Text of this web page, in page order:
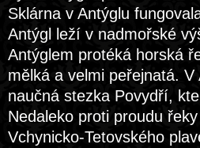
Sklárna v Antýglu
Antýgl leží v nadmořské
Antýglem protéká horská
mělká a velmi peřejnatá.
naučná stezka Povydří,
Nedaleko proti proudu
Vchynicko-Tetovského